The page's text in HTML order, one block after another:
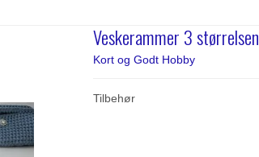
Veskerammer 3 størrelsen
Kort og Godt Hobby
Tilbehør